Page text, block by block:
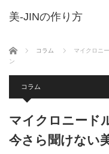
美-JINの作り方
ホーム コラム
マイクロニ
ン
コラム
マイクロニード
今さら聞けない